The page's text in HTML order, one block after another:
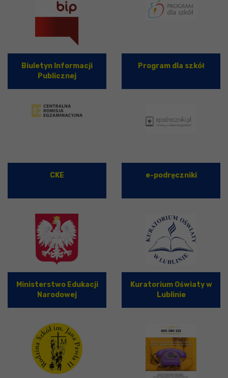
Biuletyn Informacji
Publicznej
Program dla szkół
CKE e-podręczniki
Ministerstwo Edukacji
Narodowej
Kuratorium Oświaty w
Lublinie